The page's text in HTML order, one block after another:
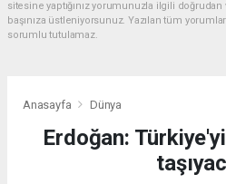
sitesine yaptığınız yorumunuzla ilgili
başınıza üstleniyorsunuz. Yazılan tüm
sorumlu tutulamaz.
Anasayfa Dünya
Erdoğan: